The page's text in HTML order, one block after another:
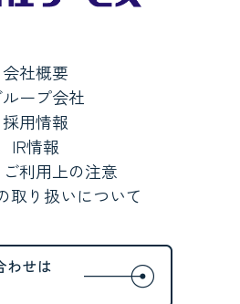
会社概要
ループ会社
採用情報
IR情報
利用上の注意
取り扱いについて